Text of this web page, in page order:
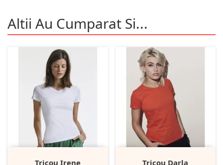
Altii Au Cumparat Si...
Tricou Irene Tricou Darla